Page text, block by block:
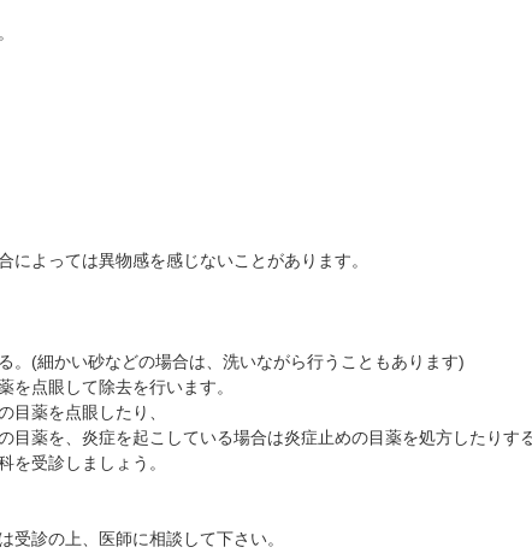
よっては異物感を感じないことがあります。
。(細かい砂などの場合は、洗いながら行うこともあります)
点眼して除去を行います。
目薬を点眼したり、
薬を、炎症を起こしている場合は炎症止めの目薬を処方したりす
を受診しましょう。
受診の上、医師に相談して下さい。